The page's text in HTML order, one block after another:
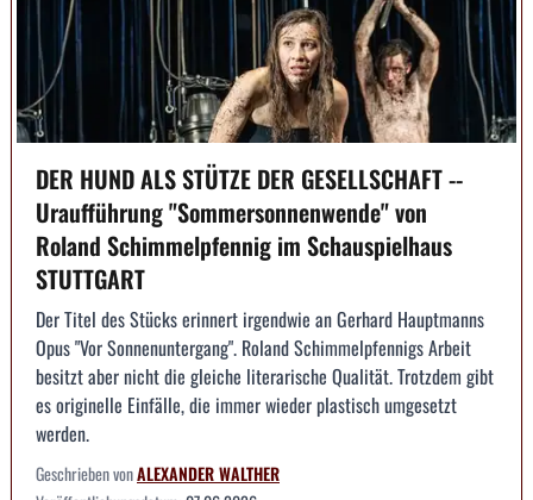
DER HUND ALS STÜTZE DER GESELLSCHAFT --
Uraufführung "Sommersonnenwende" von
Roland Schimmelpfennig im Schauspielhaus
STUTTGART
Der Titel des Stücks erinnert irgendwie an Gerhard Hauptmanns
Opus "Vor Sonnenuntergang". Roland Schimmelpfennigs Arbeit
besitzt aber nicht die gleiche literarische Qualität. Trotzdem gibt
es originelle Einfälle, die immer wieder plastisch umgesetzt
werden.
Geschrieben vonALEXANDER WALTHER